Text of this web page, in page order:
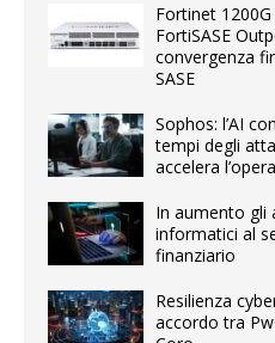
Fortinet 1200G
FortiSASE
convergenza
SASE
Sophos: l’AI
tempi degli
accelera
In aumento gli
informatici al
finanziario
Resilienza
accordo tra